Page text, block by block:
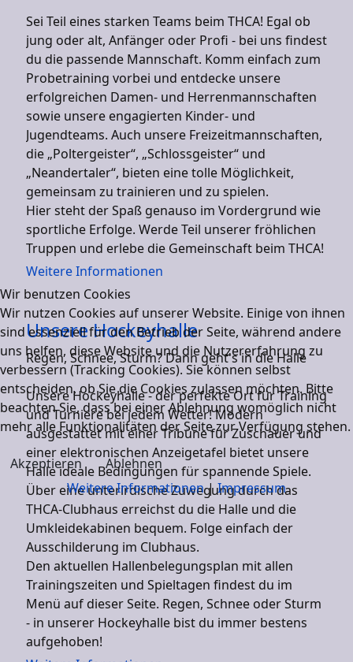
Sei Teil eines starken Teams beim THCA! Egal ob
jung oder alt, Anfänger oder Profi - bei uns findest
du die passende Mannschaft. Komm einfach zum
Probetraining vorbei und entdecke unsere
erfolgreichen Damen- und Herrenmannschaften
sowie unsere engagierten Kinder- und
Jugendteams. Auch unsere Freizeitmannschaften,
die „Poltergeister“, „Schlossgeister“ und
„Neandertaler“, bieten eine tolle Möglichkeit,
gemeinsam zu trainieren und zu spielen.
Hier steht der Spaß genauso im Vordergrund wie
sportliche Erfolge. Werde Teil unserer fröhlichen
Truppen und erlebe die Gemeinschaft beim THCA!
Weitere Informationen
Unsere Hockeyhalle
Regen, Schnee, Sturm? Dann geht's in die Halle
Unsere Hockeyhalle - der perfekte Ort für Training
und Turniere bei jedem Wetter! Modern
ausgestattet mit einer Tribüne für Zuschauer und
einer elektronischen Anzeigetafel bietet unsere
Halle ideale Bedingungen für spannende Spiele.
Über eine unterirdische Zuwegung durch das
THCA-Clubhaus erreichst du die Halle und die
Umkleidekabinen bequem. Folge einfach der
Ausschilderung im Clubhaus.
Den aktuellen Hallenbelegungsplan mit allen
Trainingszeiten und Spieltagen findest du im
Menü auf dieser Seite. Regen, Schnee oder Sturm
- in unserer Hockeyhalle bist du immer bestens
aufgehoben!
Wir benutzen Cookies
Wir nutzen Cookies auf unserer Website. Einige von ihnen
sind essenziell für den Betrieb der Seite, während andere
uns helfen, diese Website und die Nutzererfahrung zu
verbessern (Tracking Cookies). Sie können selbst
entscheiden, ob Sie die Cookies zulassen möchten. Bitte
beachten Sie, dass bei einer Ablehnung womöglich nicht
mehr alle Funktionalitäten der Seite zur Verfügung stehen.
Akzeptieren
Ablehnen
Weitere Informationen|Impressum